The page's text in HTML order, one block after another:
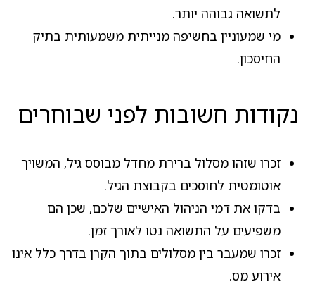
לתשואה גבוהה יותר.
מי שמעוניין בחשיפה מנייתית משמעותית בתיק
החיסכון.
נקודות חשובות לפני שבוחרים
זכרו שזהו מסלול ברירת מחדל מבוסס גיל, המשויך
אוטומטית לחוסכים בקבוצת הגיל.
בדקו את דמי הניהול האישיים שלכם, שכן הם
משפיעים על התשואה נטו לאורך זמן.
זכרו שמעבר בין מסלולים בתוך הקרן בדרך כלל אינו
אירוע מס.